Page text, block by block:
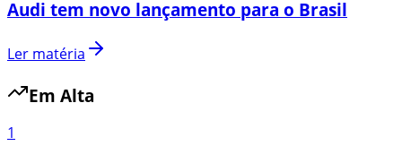
Audi tem novo lançamento para o Brasil
Ler matéria
Em Alta
1